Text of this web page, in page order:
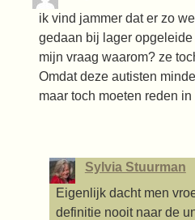
ik vind jammer dat er zo
gedaan bij lager opgeleide
mijn vraag waarom? ze
Omdat deze autisten
maar toch moeten reden
Sylvia Stuurman
Eigenlijk dacht men
definitie nooit naar de